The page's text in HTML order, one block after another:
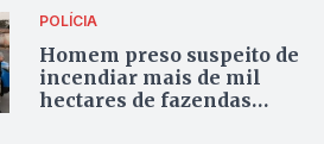
POLÍCIA
Homem preso suspeito de
incendiar mais de mil
hectares de fazendas